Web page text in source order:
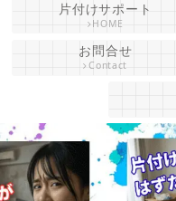
片付けサポート
HOME
お問合せ
Contact